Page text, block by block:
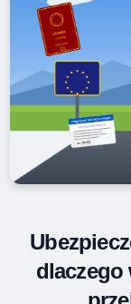
dlaczego